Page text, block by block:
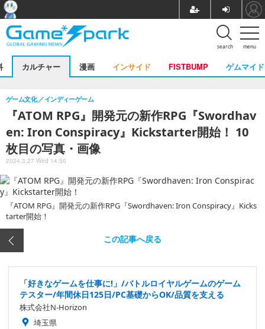
menu
search
カルチャー 漫画 インサイド FISTBUMP ゲムマイド
『ATOM RPG』開発元の新作RPG『Swordhav
en: Iron Conspiracy』Kickstarter開始！ 10
枚目の写真・画像
ゲーム文化 インディーゲーム
2024.3.27 Wed 14:50
『ATOM RPG』開発元の新作RPG『Swordhaven: Iron Conspiracy』Kicks
tarter開始！
この記事へ戻る
「好きなゲームを仕事に!」/バトルロイヤルゲームのゲーム
テスター/年間休日125日/PC基礎からOK/品質を支える
株式会社N-Horizon
埼玉県